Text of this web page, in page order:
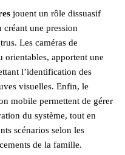
jouent un rôle dissuasif
créant une pression
Les caméras de
orientables, apportent une
l’identification des
visuelles. Enfin, le
mobile permettent de gérer
du système, tout en
scénarios selon les
de la famille.